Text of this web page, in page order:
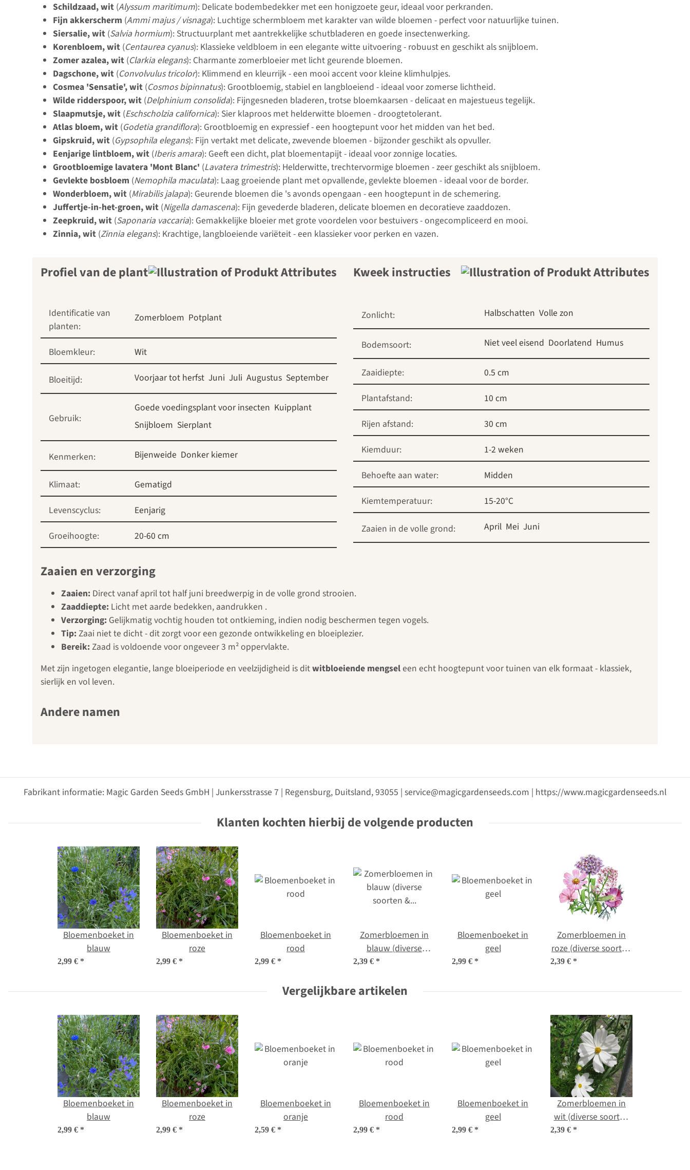
Schildzaad, wit (Alyssum maritimum): Delicate bodembedekker met een honigzoete geur, ideaal voor perkranden.
Fijn akkerscherm (Ammi majus / visnaga): Luchtige schermbloem met karakter van wilde bloemen - perfect voor natuurlijke tuinen.
Siersalie, wit (Salvia hormium): Structuurplant met aantrekkelijke schutbladeren en goede insectenwerking.
Korenbloem, wit (Centaurea cyanus): Klassieke veldbloem in een elegante witte uitvoering - robuust en geschikt als snijbloem.
Zomer azalea, wit (Clarkia elegans): Charmante zomerbloeier met licht geurende bloemen.
Dagschone, wit (Convolvulus tricolor): Klimmend en kleurrijk - een mooi accent voor kleine klimhulpjes.
Cosmea 'Sensatie', wit (Cosmos bipinnatus): Grootbloemig, stabiel en langbloeiend - ideaal voor zomerse lichtheid.
Wilde ridderspoor, wit (Delphinium consolida): Fijngesneden bladeren, trotse bloemkaarsen - delicaat en majestueus tegelijk.
Slaapmutsje, wit (Eschscholzia californica): Sier klaproos met helderwitte bloemen - droogtetolerant.
Atlas bloem, wit (Godetia grandiflora): Grootbloemig en expressief - een hoogtepunt voor het midden van het bed.
Gipskruid, wit (Gypsophila elegans): Fijn vertakt met delicate, zwevende bloemen - bijzonder geschikt als opvuller.
Eenjarige lintbloem, wit (Iberis amara): Geeft een dicht, plat bloementapijt - ideaal voor zonnige locaties.
Grootbloemige lavatera 'Mont Blanc' (Lavatera trimestris): Helderwitte, trechtervormige bloemen - zeer geschikt als snijbloem.
Gevlekte bosbloem (Nemophila maculata): Laag groeiende plant met opvallende, gevlekte bloemen - ideaal voor de border.
Wonderbloem, wit (Mirabilis jalapa): Geurende bloemen die 's avonds opengaan - een hoogtepunt in de schemering.
Juffertje-in-het-groen, wit (Nigella damascena): Fijn gevederde bladeren, delicate bloemen en decoratieve zaaddozen.
Zeepkruid, wit (Saponaria vaccaria): Gemakkelijke bloeier met grote voordelen voor bestuivers - ongecompliceerd en mooi.
Zinnia, wit (Zinnia elegans): Krachtige, langbloeiende variëteit - een klassieker voor perken en vazen.
Profiel van de plant
Identificatie van
planten:
Zomerbloem Potplant
Bloemkleur: Wit
Bloeitijd: Voorjaar tot herfst Juni Juli Augustus September
Gebruik:
Goede voedingsplant voor insecten Kuipplant
Snijbloem Sierplant
Kenmerken: Bijenweide Donker kiemer
Klimaat:
Gematigd
Levenscyclus:
Eenjarig
Groeihoogte:
20-60 cm
Kweek instructies
Zonlicht: Halbschatten Volle zon
Bodemsoort: Niet veel eisend Doorlatend Humus
Zaaidiepte:
0.5 cm
Plantafstand:
10 cm
Rijen afstand:
30 cm
Kiemduur:
1-2 weken
Behoefte aan water:
Midden
Kiemtemperatuur:
15-20°C
Zaaien in de volle grond: April Mei Juni
Zaaien en verzorging
Zaaien: Direct vanaf april tot half juni breedwerpig in de volle grond strooien.
Zaaddiepte: Licht met aarde bedekken, aandrukken .
Verzorging: Gelijkmatig vochtig houden tot ontkieming, indien nodig beschermen tegen vogels.
Tip:Zaai niet te dicht - dit zorgt voor een gezonde ontwikkeling en bloeiplezier.
Bereik:Zaad is voldoende voor ongeveer 3 m² oppervlakte.
Met zijn ingetogen elegantie, lange bloeiperiode en veelzijdigheid is ditwitbloeiende mengseleen echt hoogtepunt voor tuinen van elk formaat - klassiek,
sierlijk en vol leven.
Andere namen
Fabrikant informatie: Magic Garden Seeds GmbH | Junkersstrasse 7 | Regensburg, Duitsland, 93055 | service@magicgardenseeds.com | https://www.magicgardenseeds.nl
Klanten kochten hierbij de volgende producten
Bloemenboeket in
blauw
2,99 € *
Bloemenboeket in
roze
2,99 € *
Bloemenboeket in
rood
2,99 € *
Zomerbloemen in
blauw (diverse
soorten &
zadenmix
2,39 € *
Bloemenboeket in
geel
2,99 € *
Zomerbloemen in
roze (diverse soorten
& variëteiten)
2,39 € *
Vergelijkbare artikelen
Bloemenboeket in
blauw
2,99 € *
Bloemenboeket in
roze
2,99 € *
Bloemenboeket in
oranje
2,59 € *
Bloemenboeket in
rood
2,99 € *
Bloemenboeket in
geel
2,99 € *
Zomerbloemen in
wit (diverse soorten
en variëteiten) zaad
2,39 € *